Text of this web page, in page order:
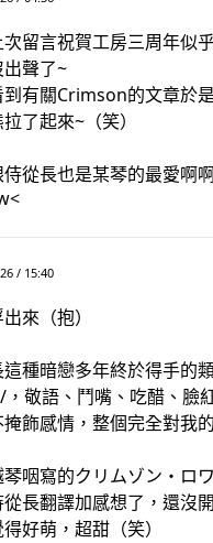
留言祝賀工房三周年似
聲了~
到有關Crimson的文章於
了起來~（笑）
侍從長也是某琴的最愛啊
/ 15:40
來（抱）
種暗戀多年終於得手的
敬語、鬥嘴、吃醋、臉
飾感情，整個完全對我
咽寫的クリムゾン・ロ
從長翻譯加感想了，還沒
好萌，超甜（笑）